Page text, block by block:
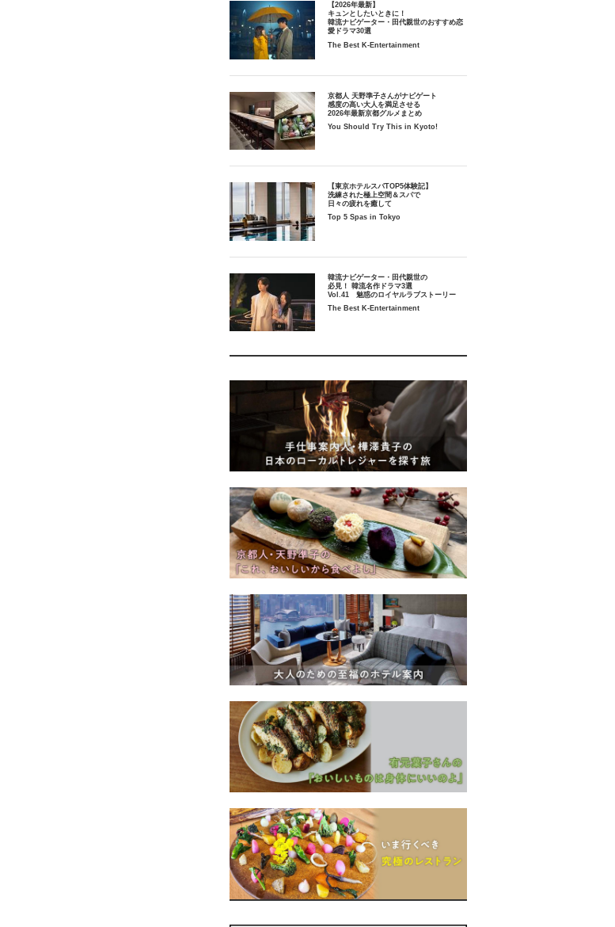
【2026年最新】
キュンとしたいときに！
韓流ナビゲーター・田代親世のおすすめ恋
愛ドラマ30選
The Best K-Entertainment
京都人 天野準子さんがナビゲート
感度の高い大人を満足させる
2026年最新京都グルメまとめ
You Should Try This in Kyoto!
【東京ホテルスパTOP5体験記】
洗練された極上空間＆スパで
日々の疲れを癒して
Top 5 Spas in Tokyo
韓流ナビゲーター・田代親世の
必見！ 韓流名作ドラマ3選
Vol.41 魅惑のロイヤルラブストーリー
The Best K-Entertainment